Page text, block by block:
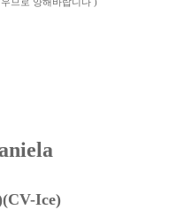
Ice)